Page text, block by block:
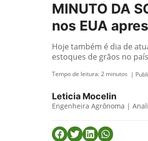
MINUTO DA
nos EUA
Hoje também é dia de
estoques de grãos no
Tempo de leitura:2 minutos |
Leticia Mocelin
Engenheira Agrônoma |